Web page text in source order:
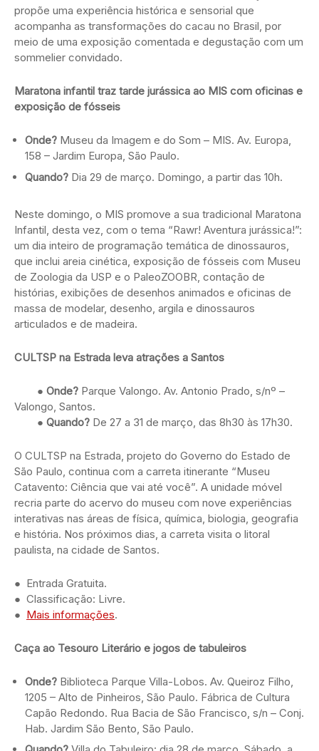
propõe uma experiência histórica e sensorial que
acompanha as transformações do cacau no Brasil, por
meio de uma exposição comentada e degustação com um
sommelier convidado.
Maratona infantil traz tarde jurássica ao MIS com oficinas e
exposição de fósseis
Onde? Museu da Imagem e do Som – MIS. Av. Europa,
158 – Jardim Europa, São Paulo.
Quando? Dia 29 de março. Domingo, a partir das 10h.
Neste domingo, o MIS promove a sua tradicional Maratona
Infantil, desta vez, com o tema “Rawr! Aventura jurássica!”:
um dia inteiro de programação temática de dinossauros,
que inclui areia cinética, exposição de fósseis com Museu
de Zoologia da USP e o PaleoZOOBR, contação de
histórias, exibições de desenhos animados e oficinas de
massa de modelar, desenho, argila e dinossauros
articulados e de madeira.
CULTSP na Estrada leva atrações a Santos
● Onde? Parque Valongo. Av. Antonio Prado, s/nº –
Valongo, Santos.
● Quando? De 27 a 31 de março, das 8h30 às 17h30.
O CULTSP na Estrada, projeto do Governo do Estado de
São Paulo, continua com a carreta itinerante “Museu
Catavento: Ciência que vai até você”. A unidade móvel
recria parte do acervo do museu com nove experiências
interativas nas áreas de física, química, biologia, geografia
e história. Nos próximos dias, a carreta visita o litoral
paulista, na cidade de Santos.
● Entrada Gratuita.
● Classificação: Livre.
● Mais informações.
Caça ao Tesouro Literário e jogos de tabuleiros
Onde? Biblioteca Parque Villa-Lobos. Av. Queiroz Filho,
1205 – Alto de Pinheiros, São Paulo. Fábrica de Cultura
Capão Redondo. Rua Bacia de São Francisco, s/n – Conj.
Hab. Jardim São Bento, São Paulo.